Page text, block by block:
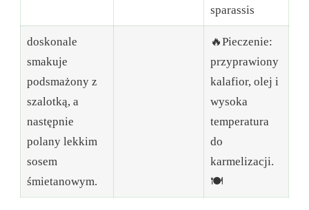
sparassis
doskonale
smakuje
podsmażony z
szalotką, a
następnie
polany lekkim
sosem
śmietanowym.
🔥Pieczenie:
przyprawiony
kalafior, olej i
wysoka
temperatura
do
karmelizacji.
🍽️